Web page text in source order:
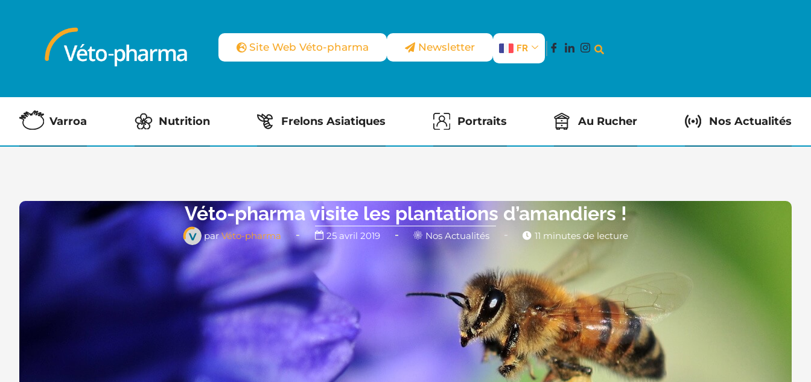
Site Web Véto-pharma Newsletter FR
Varroa Nutrition Frelons Asiatiques Portraits Au Rucher Nos Actualités
Véto-pharma visite les plantations d’amandiers !
parVéto-pharma 25 avril 2019 Nos Actualités 11 minutes de lecture